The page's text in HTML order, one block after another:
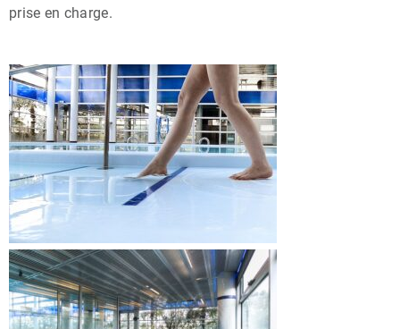
prise en charge.